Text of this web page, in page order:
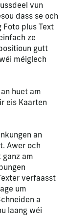
vun
dass se och
Foto plus Text
ze
gutt
méiglech
huet am
eis Kaarten
an
Awer och
am
verfaasst
um
a
laang wéi